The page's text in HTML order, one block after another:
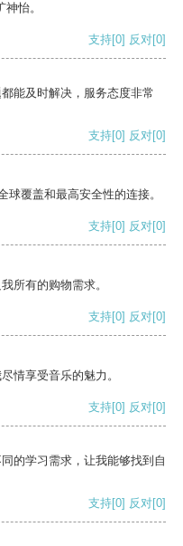
怡。
支持[0] 反对[0]
能及时解决，服务态度非常
支持[0] 反对[0]
覆盖和最高安全性的连接。
支持[0] 反对[0]
所有的购物需求。
支持[0] 反对[0]
情享受音乐的魅力。
支持[0] 反对[0]
的学习需求，让我能够找到自
支持[0] 反对[0]